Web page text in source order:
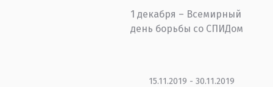
1 декабря – Всемирный
день борьбы со СПИДом
15.11.2019 - 30.11.2019